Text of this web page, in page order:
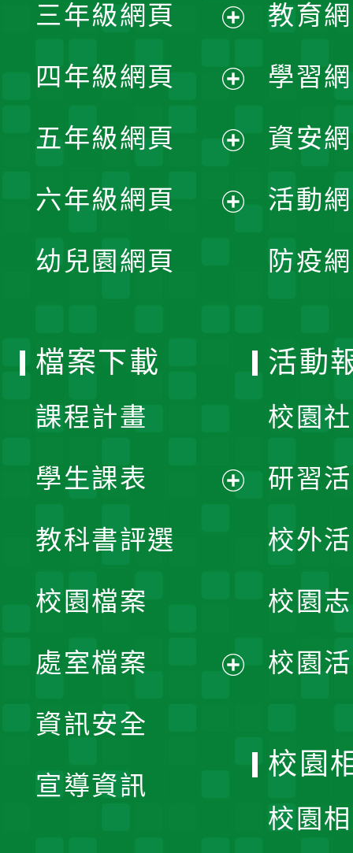
選
單
開
選
單
三年級網頁
開
選
單
四年級網頁
開
選
五年級網頁
開
六年級網頁
幼兒園網頁
教育
學習
資安
活動
防疫
檔案下載
課程計畫
學生課表
單
教科書評選
校園檔案
處室檔案
資訊安全
宣導資訊
活動
校園
研習
校外
校園
校園
校園
校園